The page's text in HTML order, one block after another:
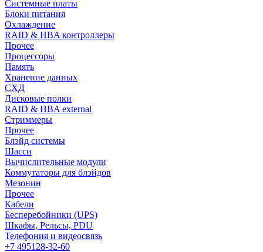
Системные платы
Блоки питания
Охлаждение
RAID & HBA контроллеры
Прочее
Процессоры
Память
Хранение данных
СХД
Дисковые полки
RAID & HBA external
Стриммеры
Прочее
Блэйд системы
Шасси
Вычислительные модули
Коммутаторы для блэйдов
Мезонин
Прочее
Кабели
Бесперебойники (UPS)
Шкафы, Рельсы, PDU
Телефония и видеосвязь
+7 495128-32-60